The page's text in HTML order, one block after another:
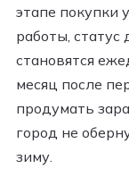
этапе покупки
работы,
становятся
месяц после
продумать
город не
зиму.